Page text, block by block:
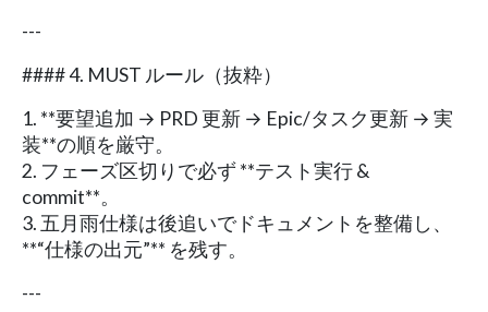
---
#### 4. MUST ルール（抜粋）
1. **要望追加 → PRD 更新 → Epic/タスク更新 → 実
装**の順を厳守。
2. フェーズ区切りで必ず **テスト実行 &
commit**。
3. 五月雨仕様は後追いでドキュメントを整備し、
**“仕様の出元”** を残す。
---